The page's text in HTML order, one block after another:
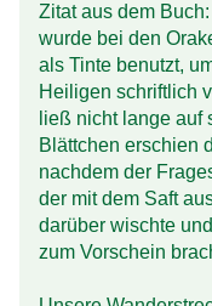
Zitat aus dem
wurde bei den
als Tinte benutzt,
Heiligen schriftlich
ließ nicht lange auf
Blättchen erschien
nachdem der
der mit dem Saft
darüber wischte
zum Vorschein